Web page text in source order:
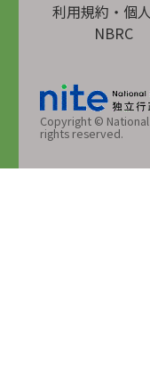
利用規約・個
NBRC
Copyright ©
rights reserved.